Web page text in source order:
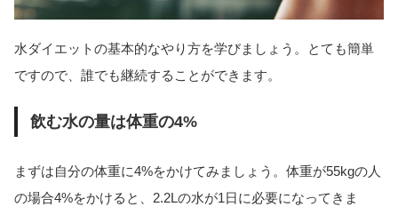
水ダイエットの基本的なやり方を学びましょう。とても簡単
ですので、誰でも継続することができます。
飲む水の量は体重の4%
まずは自分の体重に4%をかけてみましょう。体重が55kgの人
の場合4%をかけると、2.2Lの水が1日に必要になってきま